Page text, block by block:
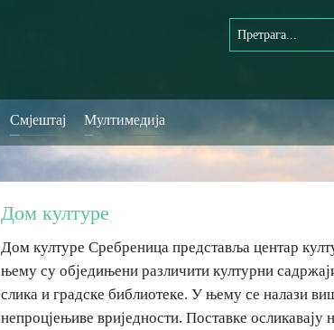
Смјештај Мултимедија
Дом културе
Дом културе Сребреница представља центар
њему су обједињени различити културни
слика и градске библиотеке. У њему се налази
непроцјењиве вриједности. Поставке осликавају